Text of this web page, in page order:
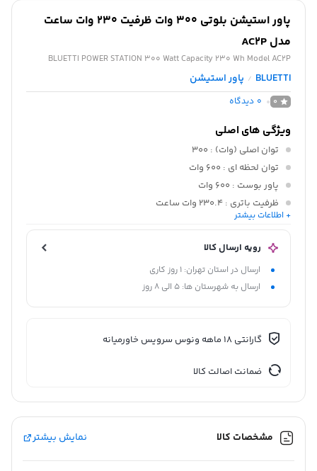
پاور استیشن بلوتی 300 وات ظرفیت 230 وات ساعت
مدل AC2P
BLUETTI POWER STATION 300 Watt Capacity 230 Wh Model AC2P
BLUETTI
/ پاور استیشن
0
0 دیدگاه
ویژگی های اصلی
توان اصلی (وات) : 300
توان لحظه ای : 600 وات
پاور بوست : 600 وات
ظرفیت باتری : 230.4 وات ساعت
نوع باتری: لیتیوم آیرون فسفات (LFP / LiFePo4)+ اطلاعات بیشتر
رویه ارسال کالا
ارسال در استان تهران: 1 روز کاری
ارسال به شهرستان ها: 5 الی 8 روز
گارانتی 18 ماهه ونوس سرویس خاورمیانه
ضمانت اصالت کالا
مشخصات کالا نمایش بیشتر